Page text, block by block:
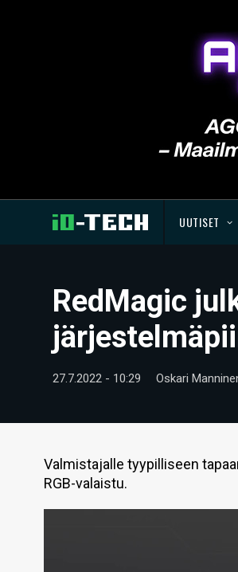
UUTISET
RedMagic
27.7.2022 - 10:29 Oskari
Valmistajalle tyypilliseen
RGB-valaistu.